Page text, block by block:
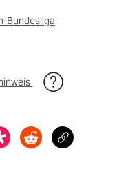
Bundesliga